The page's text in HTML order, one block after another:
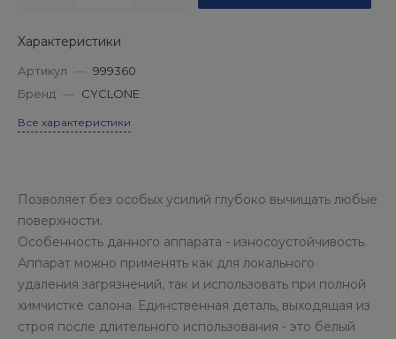
Характеристики
Артикул — 999360
Бренд — CYCLONE
Все характеристики
Позволяет без особых усилий глубоко вычищать любые
поверхности.
Особенность данного аппарата - износоустойчивость.
Аппарат можно применять как для локального
удаления загрязнений, так и использовать при полной
химчистке салона. Единственная деталь, выходящая из
строя после длительного использования - это белый